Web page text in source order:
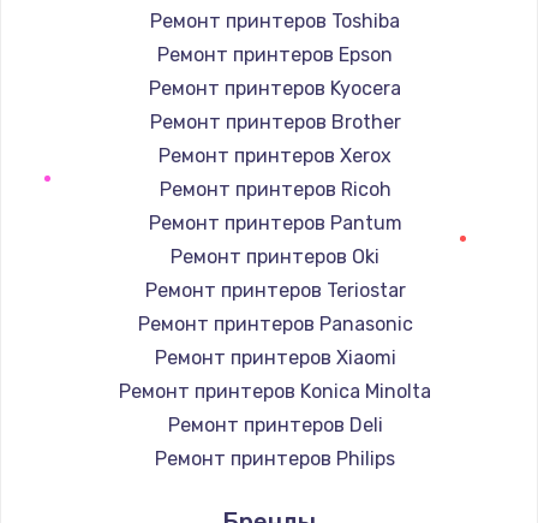
Ремонт электроплаты
от 1200 руб.
Заказать
Ремонт корпуса
от 1250 руб.
Заказать
Настройка Wi-Fi
от 1040 руб.
Заказать
Ремонт цепей питания
Ремонт принтеров Toshiba
Ремонт принтеров Epson
Ремонт принтеров Kyocera
Ремонт принтеров Brother
Ремонт принтеров Xerox
Ремонт принтеров Ricoh
Ремонт принтеров Pantum
Ремонт принтеров Oki
Ремонт принтеров Teriostar
Ремонт принтеров Panasonic
Ремонт принтеров Xiaomi
Ремонт принтеров Konica Minolta
Ремонт принтеров Deli
Ремонт принтеров Philips